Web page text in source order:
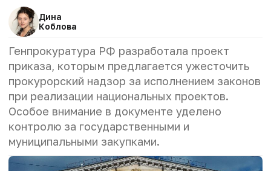
Дина
Коблова
Генпрокуратура РФ разработала проект
приказа, которым предлагается ужесточить
прокурорский надзор за исполнением законов
при реализации национальных проектов.
Особое внимание в документе уделено
контролю за государственными и
муниципальными закупками.